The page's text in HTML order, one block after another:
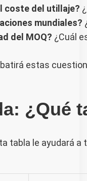
coste del utillaje?
mundiales?
del MOQ? ¿Cuál
estas
¿Qué
tabla le ayudará